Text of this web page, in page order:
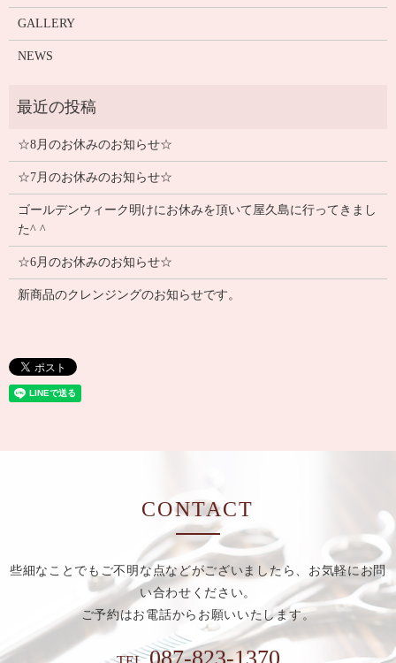
GALLERY
NEWS
☆8月のお休みのお知らせ☆
☆7月のお休みのお知らせ☆
ゴールデンウィーク明けにお休みを頂いて屋久島に行ってきまし
た^ ^
☆6月のお休みのお知らせ☆
新商品のクレンジングのお知らせです。
CONTACT
些細なことでもご不明な点などがございましたら、お気軽にお問
い合わせください。
ご予約はお電話からお願いいたします。